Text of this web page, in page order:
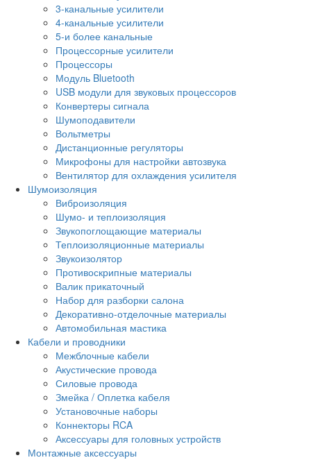
3-канальные усилители
4-канальные усилители
5-и более канальные
Процессорные усилители
Процессоры
Модуль Bluetooth
USB модули для звуковых процессоров
Конвертеры сигнала
Шумоподавители
Вольтметры
Дистанционные регуляторы
Микрофоны для настройки автозвука
Вентилятор для охлаждения усилителя
Шумоизоляция
Виброизоляция
Шумо- и теплоизоляция
Звукопоглощающие материалы
Теплоизоляционные материалы
Звукоизолятор
Противоскрипные материалы
Валик прикаточный
Набор для разборки салона
Декоративно-отделочные материалы
Автомобильная мастика
Кабели и проводники
Межблочные кабели
Акустические провода
Силовые провода
Змейка / Оплетка кабеля
Установочные наборы
Коннекторы RCA
Аксессуары для головных устройств
Монтажные аксессуары